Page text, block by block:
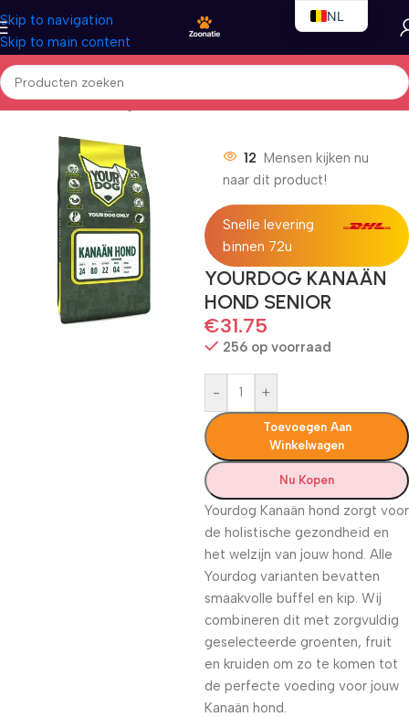
Skip to navigation
Skip to main content
Home/Honden/Droogvoer
12 Mensen kijken nu
naar dit product!
Snelle levering
binnen 72u
YOURDOG KANAÄN
HOND SENIOR
€31.75
256 op voorraad
- +
Toevoegen Aan
Winkelwagen
Nu Kopen
Yourdog Kanaän hond zorgt voor
de holistische gezondheid en
het welzijn van jouw hond. Alle
Yourdog varianten bevatten
smaakvolle buffel en kip. Wij
combineren dit met zorgvuldig
geselecteerde groenten, fruit
en kruiden om zo te komen tot
de perfecte voeding voor jouw
Kanaän hond.
NL